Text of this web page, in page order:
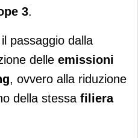
3.
passaggio dalla
delle emissioni
, ovvero alla riduzione
della stessa filiera